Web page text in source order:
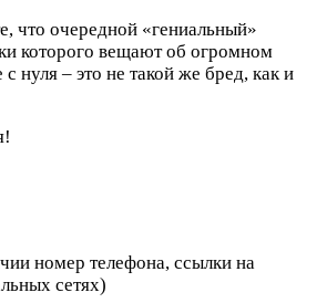
что очередной «гениальный»
которого вещают об огромном
с нуля – это не такой же бред, как и
номер телефона, ссылки на
сетях)